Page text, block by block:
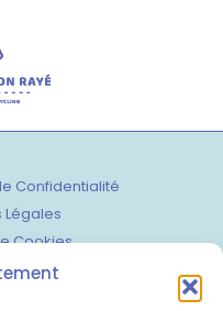
Confidentialité
Légales
Cookies
moi